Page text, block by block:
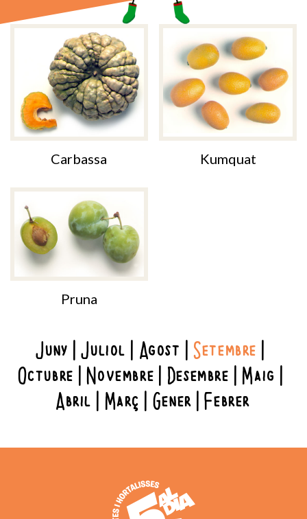
Carbassa Kumquat
Pruna
Juny Juliol Agost Setembre
Octubre Novembre Desembre Maig
Abril Març Gener Febrer